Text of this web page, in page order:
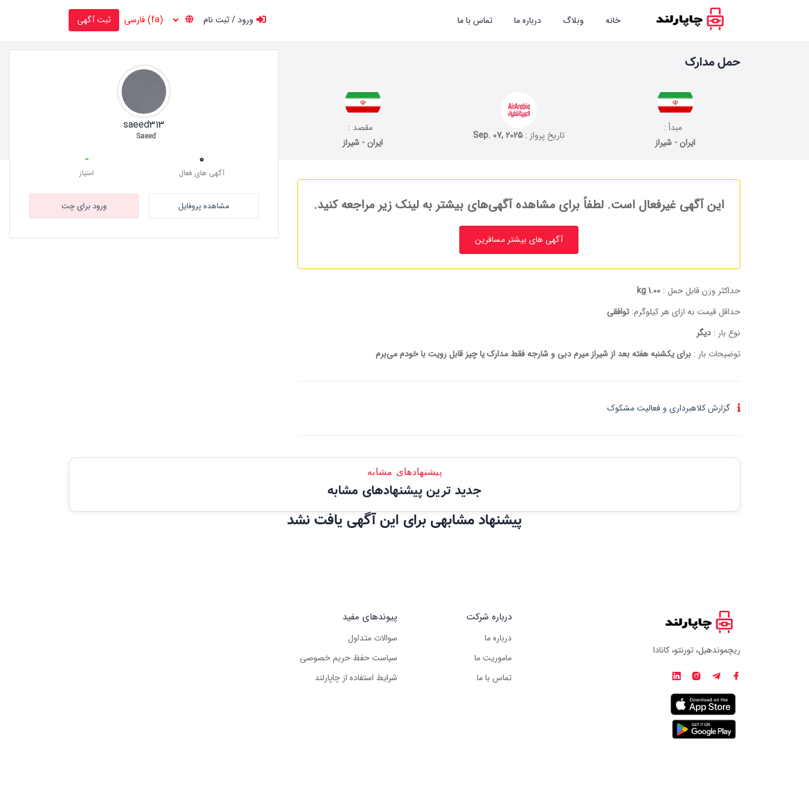
خانه وبلاگ درباره ما تماس با ما ورود / ثبت نام ثبت آگهی
حمل مدارک
مبدأ :
ایران - شیراز
تاریخ پرواز :Sep. 07, 2025
مقصد :
ایران - شیراز
saeed313
Saeed
0
آگهی های فعال
-
امتیاز
مشاهده پروفایل ورود برای چت این آگهی غیرفعال است. لطفاً برای مشاهده آگهی‌های بیشتر به لینک زیر مراجعه کنید.
آگهی های بیشتر مسافرین
حداکثر وزن قابل حمل : 1.00 kg
حداقل قیمت به ازای هر کیلوگرم:توافقی
نوع بار : دیگر
توضیحات بار : برای یکشنبه هفته بعد از شیراز میرم دبی و شارجه فقط مدارک یا چیز قابل رویت با خودم می‌برم
گزارش کلاهبرداری و فعالیت مشکوک
پیشنهادهای مشابه
جدید ترین پیشنهادهای مشابه
پیشنهاد مشابهی برای این آگهی یافت نشد
ریچموندهیل، تورنتو، کانادا
درباره شرکت
درباره ما
ماموریت ما
تماس با ما
پیوندهای مفید
سوالات متداول
سیاست حفظ حریم خصوصی
شرایط استفاده از چاپارلند